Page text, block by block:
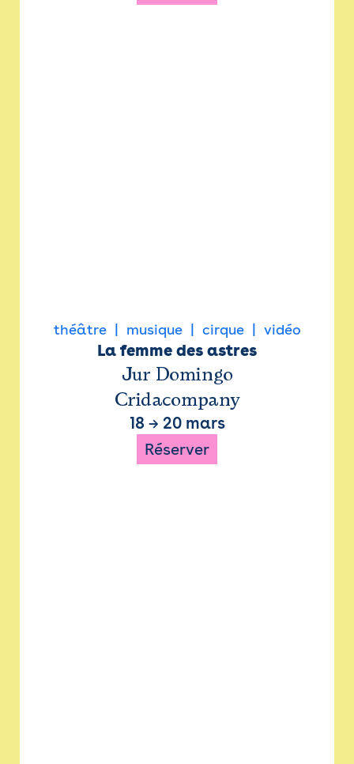
théâtre musique cirque vidéo
La femme des astres
Jur Domingo
Cridacompany
18 → 20 mars
Réserver